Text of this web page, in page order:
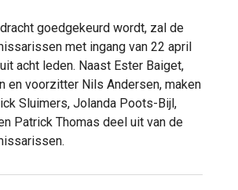
goedgekeurd wordt, zal de
met ingang van 22 april
acht leden. Naast Ester Baiget,
en voorzitter Nils Andersen, maken
Sluimers, Jolanda Poots-Bijl,
Patrick Thomas deel uit van de